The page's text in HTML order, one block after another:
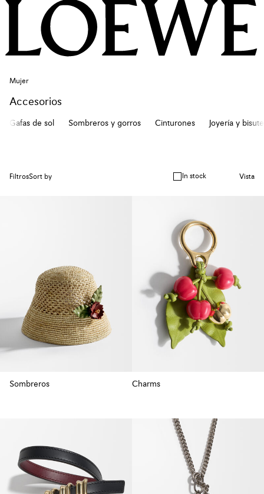
Mujer
Accesorios
Gafas de sol Sombreros y gorros Cinturones Joyería y
FiltrosSort by In stock Vista
Sombreros Charms